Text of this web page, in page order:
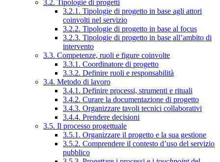
3.2. Tipologie di progetti
3.2.1. Tipologie di progetto in base agli attori
coinvolti nel servizio
3.2.2. Tipologie di progetto in base al focus
3.2.3. Tipologie di progetto in base all’ambito di
intervento
3.3. Competenze, ruoli e figure coinvolte
3.3.1. Coordinatore di progetto
3.3.2. Definire ruoli e responsabilità
3.4. Metodo di lavoro
3.4.1. Definire processi, strumenti e rituali
3.4.2. Curare la documentazione di progetto
3.4.3. Organizzare tavoli tecnici collaborativi
3.4.4. Prendere decisioni
3.5. Il processo progettuale
3.5.1. Organizzare il progetto e la sua gestione
3.5.2. Comprendere il contesto d’uso del servizio
pubblico